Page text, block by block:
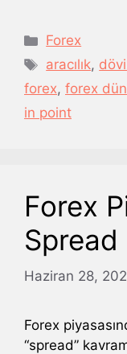
Kategoriler
Forex
Etiketler
aracılık,
forex, forex
in point
Forex
Spread
Haziran 28,
Forex
“spread”